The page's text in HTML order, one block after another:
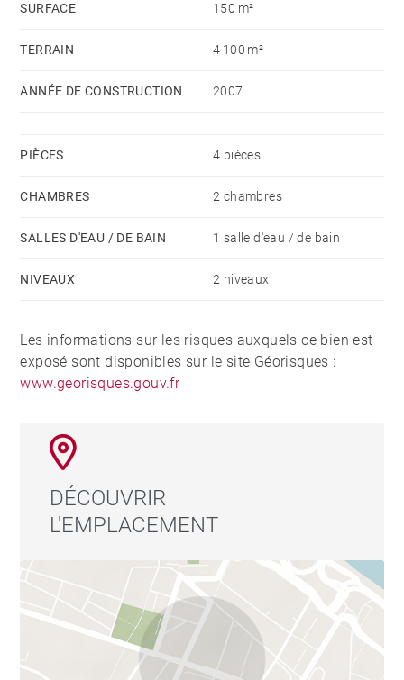
SURFACE 150 m²
TERRAIN 4 100 m²
ANNÉE DE CONSTRUCTION 2007
PIÈCES 4 pièces
CHAMBRES 2 chambres
SALLES D'EAU / DE BAIN 1 salle d'eau / de bain
NIVEAUX 2 niveaux
Les informations sur les risques auxquels ce bien est
exposé sont disponibles sur le site Géorisques :
www.georisques.gouv.fr
DÉCOUVRIR
L'EMPLACEMENT